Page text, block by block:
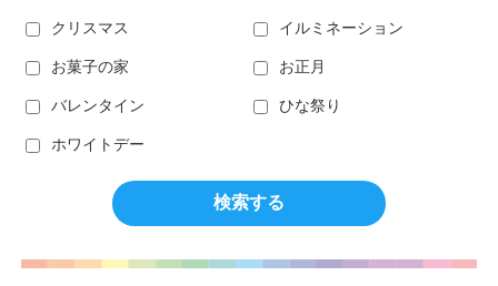
クリスマス イルミネーション
お菓子の家 お正月
バレンタイン ひな祭り
ホワイトデー